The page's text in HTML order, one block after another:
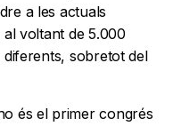
a les actuals
al voltant de 5.000
sobretot del
és el primer congrés